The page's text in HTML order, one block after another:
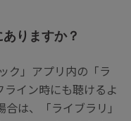
りますか？
ク」アプリ内の「ラ
イン時にも聴けるよ
は、「ライブラリ」